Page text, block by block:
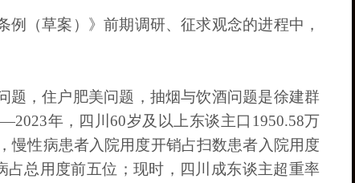
（草案）》前期调研、征求观念的进程中，
题，住户肥美问题，抽烟与饮酒问题是徐建群
年，四川60岁及以上东谈主口1950.58万
慢性病患者入院用度开销占扫数患者入院用度
总用度前五位；现时，四川成东谈主超重率